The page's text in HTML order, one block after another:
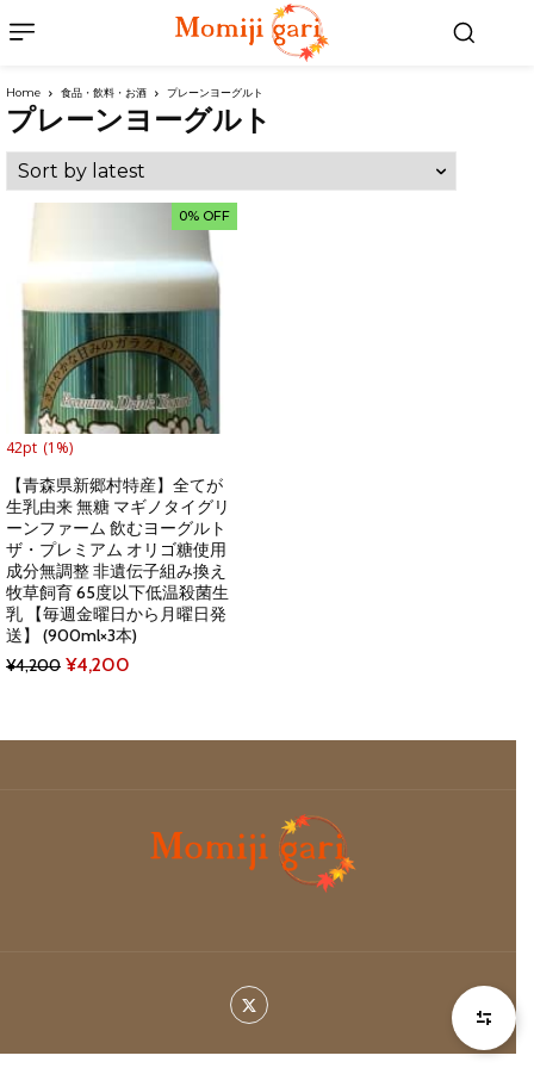
Home 食品・飲料・お酒 プレーンヨーグルト
プレーンヨーグルト
0% OFF
42pt (1%)
【青森県新郷村特産】全てが
生乳由来 無糖 マギノタイグリ
ーンファーム 飲むヨーグルト
ザ・プレミアム オリゴ糖使用
成分無調整 非遺伝子組み換え
牧草飼育 65度以下低温殺菌生
乳 【毎週金曜日から月曜日発
送】 (900ml×3本)
¥4,200 Original
¥4,200